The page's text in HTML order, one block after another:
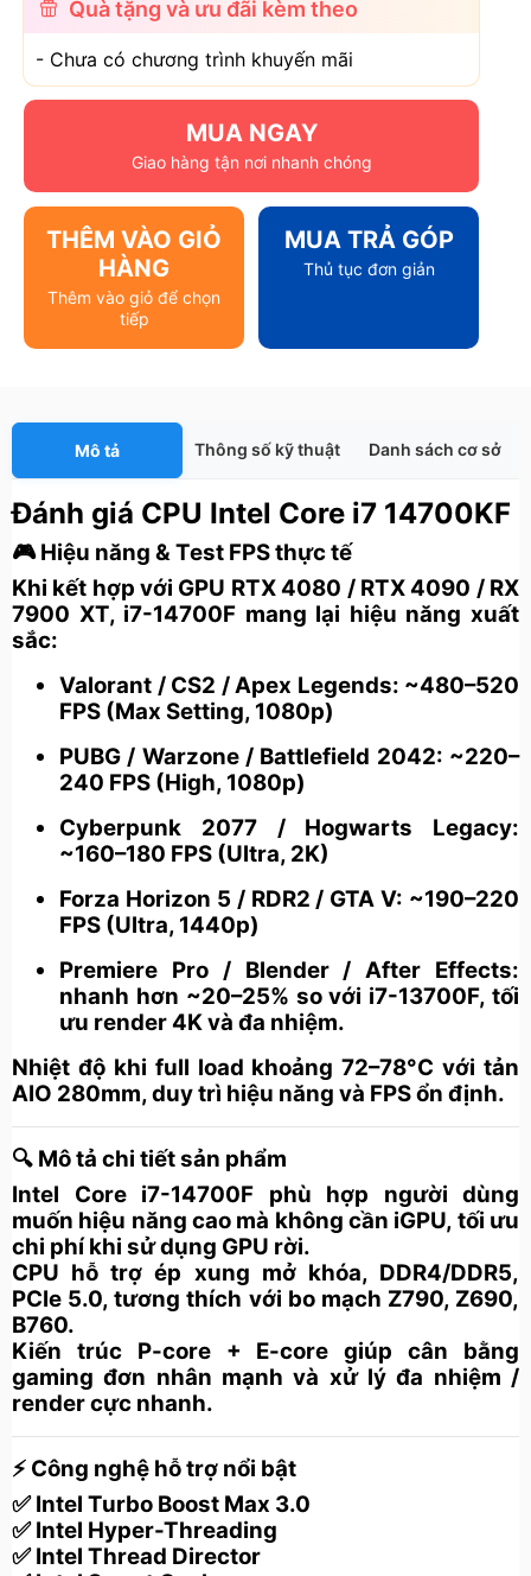
Quà tặng và ưu đãi kèm theo
- Chưa có chương trình khuyến mãi
MUA NGAY
Giao hàng tận nơi nhanh chóng
THÊM VÀO GIỎ
HÀNG
Thêm vào giỏ để chọn
tiếp
MUA TRẢ GÓP
Thủ tục đơn giản
Mô tả Thông số kỹ thuật Danh sách cơ sở
Đánh giá CPU Intel Core i7 14700KF
🎮Hiệu năng & Test FPS thực tế
Khi kết hợp với GPU RTX 4080 / RTX 4090 / RX
7900 XT, i7-14700F mang lại hiệu năng xuất
sắc:
Valorant / CS2 / Apex Legends: ~480–520
FPS (Max Setting, 1080p)
PUBG / Warzone / Battlefield 2042: ~220–
240 FPS (High, 1080p)
Cyberpunk 2077 / Hogwarts Legacy:
~160–180 FPS (Ultra, 2K)
Forza Horizon 5 / RDR2 / GTA V: ~190–220
FPS (Ultra, 1440p)
Premiere Pro / Blender / After Effects:
nhanh hơn ~20–25% so với i7-13700F, tối
ưu render 4K và đa nhiệm.
Nhiệt độ khi full load khoảng72–78°C với tản
AIO 280mm, duy trì hiệu năng và FPS ổn định.
🔍 Mô tả chi tiết sản phẩm
Intel Core i7-14700F phù hợp người dùng
muốn hiệu năng cao mà không cần iGPU, tối ưu
chi phí khi sử dụng GPU rời.
CPU hỗ trợép xung mở khóa, DDR4/DDR5,
PCIe 5.0, tương thích với bo mạch Z790, Z690,
B760.
Kiến trúc P-core + E-core giúp cân bằng
gaming đơn nhân mạnh và xử lý đa nhiệm /
rendercực nhanh.
⚡ Công nghệ hỗ trợ nổi bật
✅ Intel Turbo Boost Max 3.0
✅ Intel Hyper-Threading
✅ Intel Thread Director